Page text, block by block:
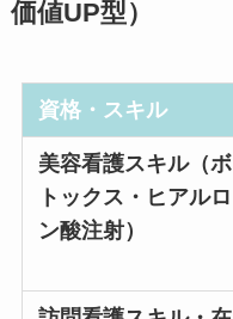
価値UP型）
資格・スキル
美容看護スキル（ボ
トックス・ヒアルロ
ン酸注射）